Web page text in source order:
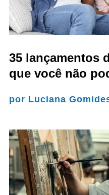
35 lançamentos
que você não
por Luciana